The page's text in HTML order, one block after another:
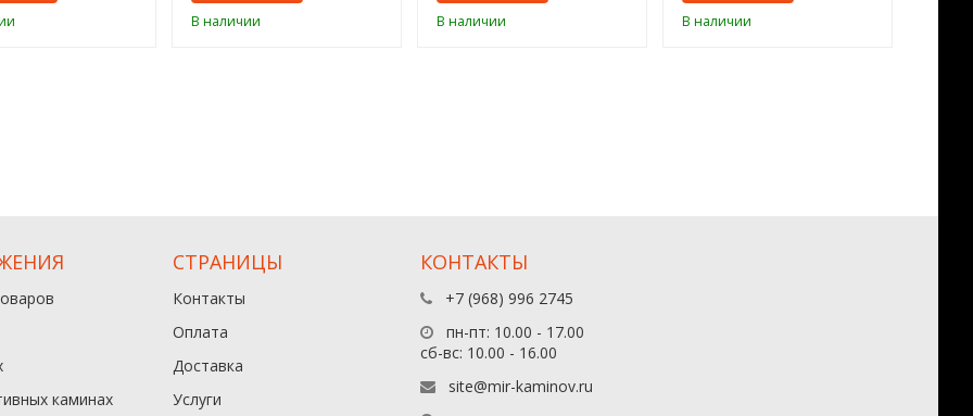
В наличии В наличии В наличии
каминах
СТРАНИЦЫ
Контакты
Оплата
Доставка
Услуги
КОНТАКТЫ
+7 (968) 996 2745
пн-пт: 10.00 - 17.00
сб-вс: 10.00 - 16.00
site@mir-kaminov.ru